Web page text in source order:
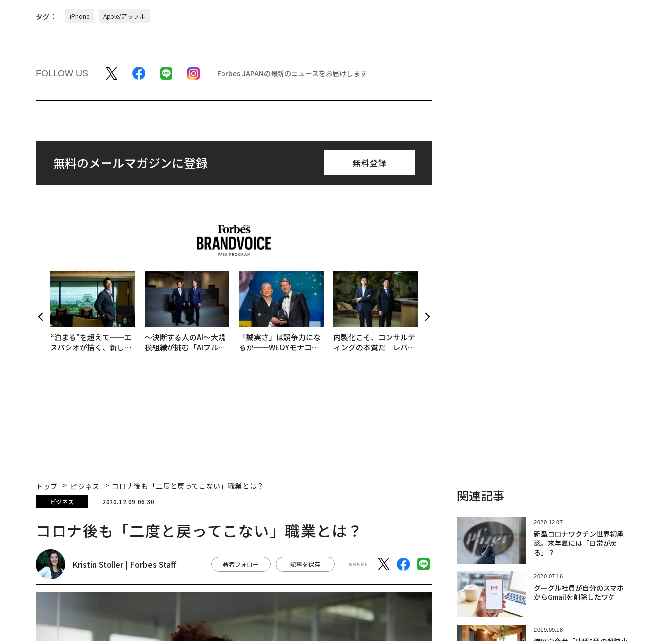
タグ： iPhone Apple/アップル
FOLLOW US Forbes JAPANの最新のニュースをお届けします
無料のメールマガジンに登録 無料登録
“泊まる”を超えて──エ
スパシオが描く、新しい
〜決断する人のAI〜大規
模組織が挑む「AIフル実
「誠実さ」は競争力にな
るか──WEOYモナコで
内製化こそ、コンサルテ
ィングの本質だ レバレ
くり方
トップ ビジネス コロナ後も「二度と戻ってこない」職業とは？
ビジネス 2020.12.09 06:30
コロナ後も「二度と戻ってこない」職業とは？
Kristin Stoller | Forbes Staff 著者フォロー 記事を保存
関連記事
2020.12.07
新型コロナワクチン世界初承
認。来年夏には「日常が戻
る」？
2020.07.16
グーグル社員が自分のスマホ
からGmailを削除したワケ
2019.09.18